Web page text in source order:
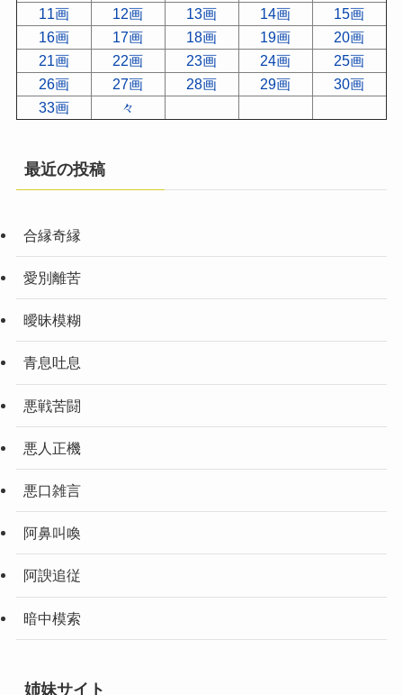
11画
12画 13画 14画
15画
16画
17画 18画 19画
20画
21画
22画 23画 24画
25画
26画
27画 28画 29画
30画
33画
々
最近の投稿
合縁奇縁
愛別離苦
曖昧模糊
青息吐息
悪戦苦闘
悪人正機
悪口雑言
阿鼻叫喚
阿諛追従
暗中模索
姉妹サイト